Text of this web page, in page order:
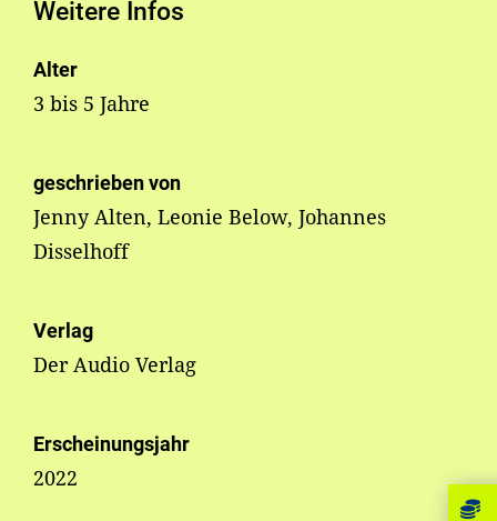
Weitere Infos
Alter
3 bis 5 Jahre
geschrieben von
Jenny Alten, Leonie Below, Johannes
Disselhoff
Verlag
Der Audio Verlag
Erscheinungsjahr
2022